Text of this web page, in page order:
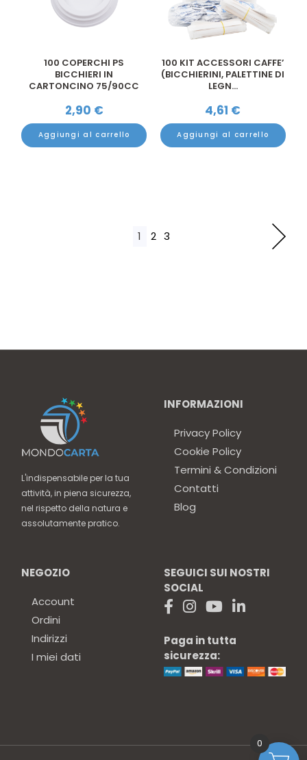
100 COPERCHI PS
BICCHIERI IN
CARTONCINO 75/90CC
2,90 €
Aggiungi al carrello
100 KIT ACCESSORI CAFFE’
(BICCHIERINI, PALETTINE DI
LEGN...
4,61 €
Aggiungi al carrello
1 2 3
L'indispensabile per la tua
attività, in piena sicurezza,
nel rispetto della natura e
assolutamente pratico.
INFORMAZIONI
Privacy Policy
Cookie Policy
Termini & Condizioni
Contatti
Blog
NEGOZIO
Account
Ordini
Indirizzi
I miei dati
SEGUICI SUI NOSTRI
SOCIAL
Paga in tutta
sicurezza:
0